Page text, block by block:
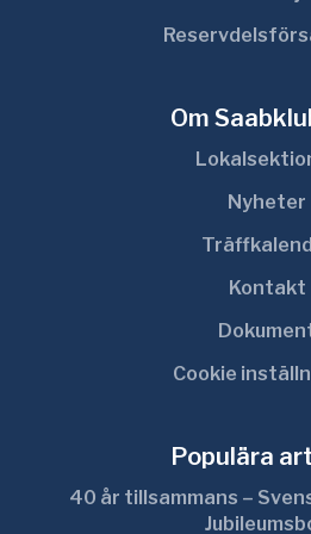
Om
Nyheter
Kontakt
Cookie
Populära
40 år tillsammans –